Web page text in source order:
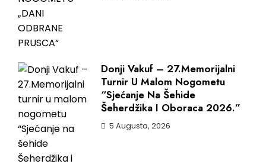
Donji Vakuf – 27.Memorijalni
Turnir U Malom Nogometu
“Sjećanje Na Šehide
Šeherdžika I Oboraca 2026.”
5 Augusta, 2026